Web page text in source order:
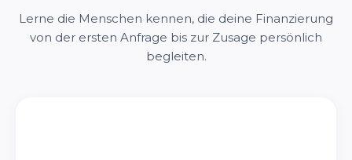
Lerne die Menschen kennen, die deine Finanzierung
von der ersten Anfrage bis zur Zusage persönlich
begleiten.